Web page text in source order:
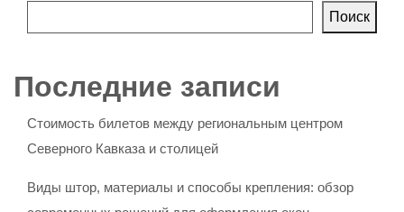
Поиск
Последние записи
Стоимость билетов между региональным центром
Северного Кавказа и столицей
Виды штор, материалы и способы крепления: обзор